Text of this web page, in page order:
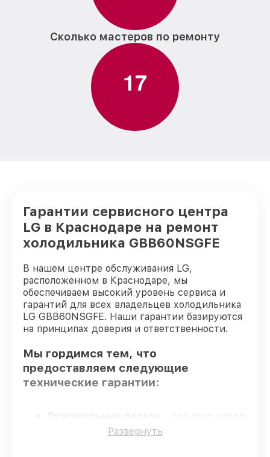
Сколько мастеров по ремонту
17
Гарантии сервисного центра
LG в Краснодаре на ремонт
холодильника GBB60NSGFE
В нашем центре обслуживания LG,
расположенном в Краснодаре, мы
обеспечиваем высокий уровень сервиса и
гарантий для всех владельцев холодильника
LG GBB60NSGFE. Наши гарантии базируются
на принципах доверия и ответственности.
Мы гордимся тем, что
предоставляем следующие
технические гарантии:
Оригинальные детали
сервиса применяются исключительно
Развернуть